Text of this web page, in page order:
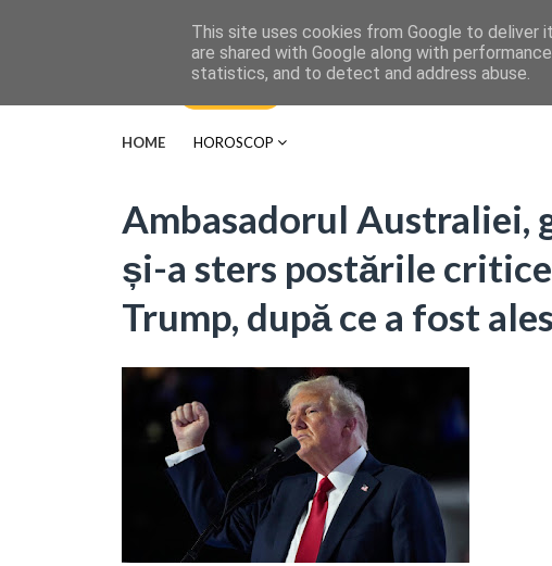
HOME HOROSCOP
Ambasadorul Australiei,
și-a sters postările
Trump, după ce a fost
This site uses cookies from Google to deliver
are shared with Google along with
statistics, and to detect and address abuse.